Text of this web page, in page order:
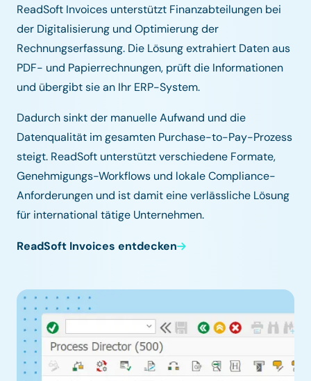
ReadSoft Invoices unterstützt Finanzabteilungen bei
der Digitalisierung und Optimierung der
Rechnungserfassung. Die Lösung extrahiert Daten aus
PDF- und Papierrechnungen, prüft die Informationen
und übergibt sie an Ihr ERP-System.
Dadurch sinkt der manuelle Aufwand und die
Datenqualität im gesamten Purchase-to-Pay-Prozess
steigt. ReadSoft unterstützt verschiedene Formate,
Genehmigungs-Workflows und lokale Compliance-
Anforderungen und ist damit eine verlässliche Lösung
für international tätige Unternehmen.
ReadSoft Invoices entdecken